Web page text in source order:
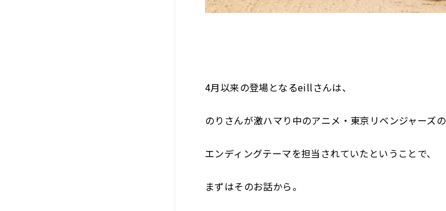
4月以来の登場となるeillさんは、
のりさんが激ハマり中のアニメ・東京リベンジャーズの
エンディングテーマを担当されていたということで、
まずはそのお話から。